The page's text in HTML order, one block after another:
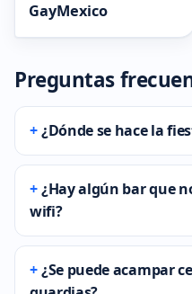
GayMexico
Preguntas
¿Dónde se hace la
¿Hay algún bar que
wifi?
¿Se puede acampar